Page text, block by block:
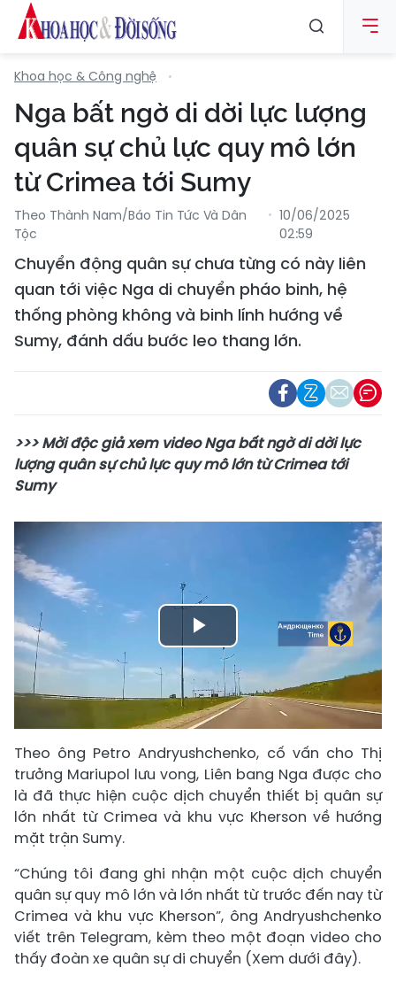
Khoa học & Công nghệ
Nga bất ngờ di dời lực lượng
quân sự chủ lực quy mô lớn
từ Crimea tới Sumy
Theo Thành Nam/Báo Tin Tức Và Dân
Tộc
10/06/2025
02:59
Chuyển động quân sự chưa từng có này liên
quan tới việc Nga di chuyển pháo binh, hệ
thống phòng không và binh lính hướng về
Sumy, đánh dấu bước leo thang lớn.
>>> Mời độc giả xem video Nga bất ngờ di dời lực
lượng quân sự chủ lực quy mô lớn từ Crimea tới
Sumy
Play
Video
Theo ông Petro Andryushchenko, cố vấn cho Thị
trưởng Mariupol lưu vong, Liên bang Nga được cho
là đã thực hiện cuộc dịch chuyển thiết bị quân sự
lớn nhất từ Crimea và khu vực Kherson về hướng
mặt trận Sumy.
“Chúng tôi đang ghi nhận một cuộc dịch chuyển
quân sự quy mô lớn và lớn nhất từ trước đến nay từ
Crimea và khu vực Kherson”, ông Andryushchenko
viết trên Telegram, kèm theo một đoạn video cho
thấy đoàn xe quân sự di chuyển (Xem dưới đây).